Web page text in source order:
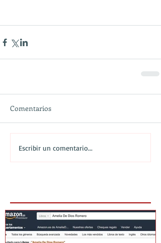
Comentarios
Escribir un comentario...